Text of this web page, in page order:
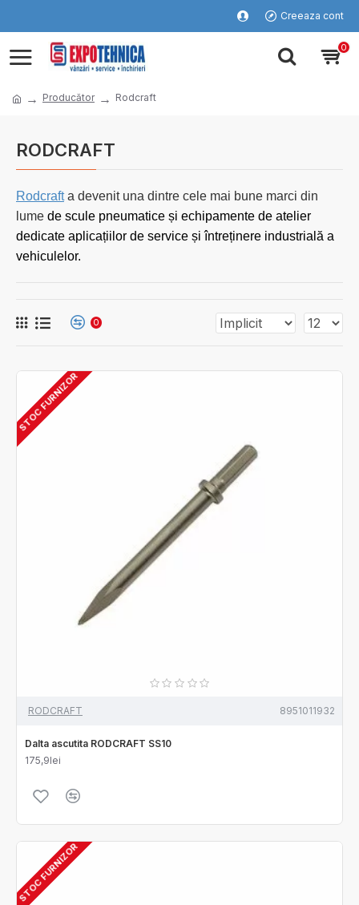
Creeaza cont
0
Producător Rodcraft
RODCRAFT
Rodcrafta devenit una dintre cele mai bune marci din
lume de scule pneumatice și echipamente de atelier
dedicate aplicațiilor de service și întreținere industrială a
vehiculelor.
0
STOC FURNIZOR
RODCRAFT 8951011932
Dalta ascutita RODCRAFT SS10
175,9lei
STOC FURNIZOR